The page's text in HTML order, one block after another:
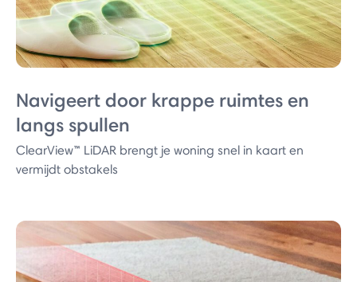
Navigeert door krappe ruimtes en
langs spullen
ClearView™ LiDAR brengt je woning snel in kaart en
vermijdt obstakels